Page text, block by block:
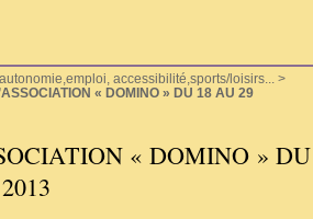
accessibilité,sports/loisirs...
>
« DOMINO » DU 18 AU 29
« DOMINO » DU